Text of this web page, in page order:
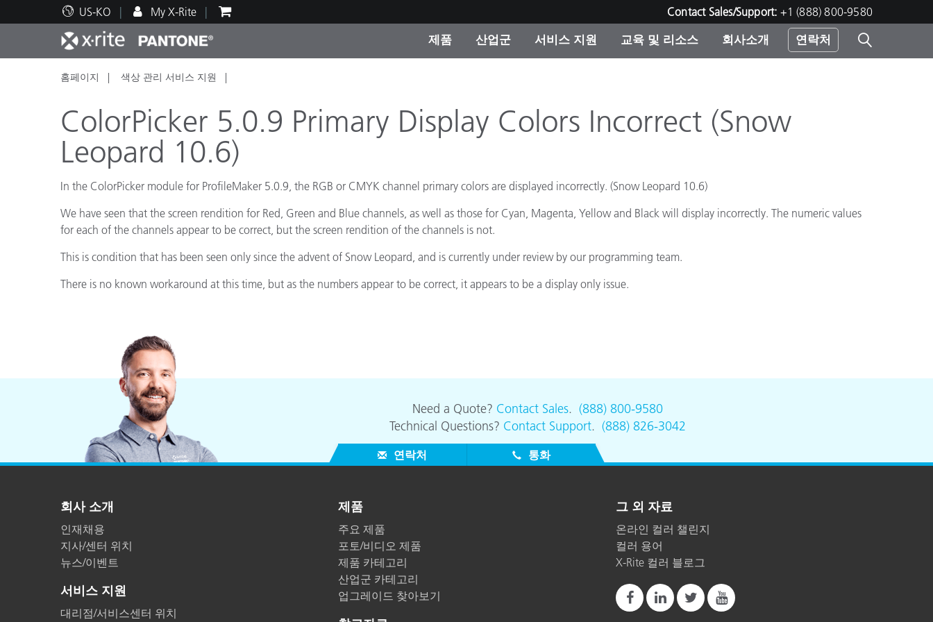
US-KO My X-Rite Contact Sales/Support: +1 (888) 800-9580
제품
주요 제품
진행중인 프로모션
산업군
인쇄 및 패키징
자동차 텍스타일
식품 컬러 측정
생명과학
소비자 가전제품
내구재
서비스 지원
기술 지원
교육 및 리소스
교육 리소스
Brand Experience Center
인기 다운로드
기타 리소스
회사소개 연락처
홈페이지 색상 관리 서비스 지원
ColorPicker 5.0.9 Primary Display Colors Incorrect (Snow
Leopard 10.6)
In the ColorPicker module for ProfileMaker 5.0.9, the RGB or CMYK channel primary colors are displayed incorrectly. (Snow Leopard 10.6)
We have seen that the screen rendition for Red, Green and Blue channels, as well as those for Cyan, Magenta, Yellow and Black will display incorrectly. The numeric values
for each of the channels appear to be correct, but the screen rendition of the channels is not.
This is condition that has been seen only since the advent of Snow Leopard, and is currently under review by our programming team.
There is no known workaround at this time, but as the numbers appear to be correct, it appears to be a display only issue.
Need a Quote? Contact Sales. (888) 800-9580
Technical Questions? Contact Support. (888) 826-3042
연락처 통화
회사 소개
인재채용
지사/센터 위치
뉴스/이벤트
서비스 지원
대리점/서비스센터 위치
제품
주요 제품
포토/비디오 제품
제품 카테고리
산업군 카테고리
업그레이드 찾아보기
그 외 자료
온라인 컬러 챌린지
컬러 용어
X-Rite 컬러 블로그